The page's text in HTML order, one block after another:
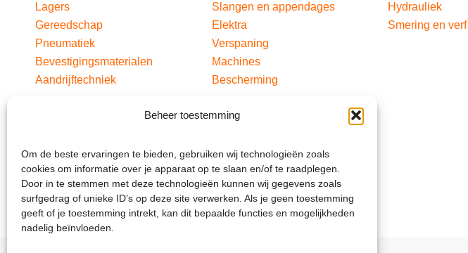
Beheer toestemming
Om de beste ervaringen te bieden, gebruiken wij technologieën zoals
cookies om informatie over je apparaat op te slaan en/of te raadplegen.
Door in te stemmen met deze technologieën kunnen wij gegevens zoals
surfgedrag of unieke ID’s op deze site verwerken. Als je geen toestemming
geeft of je toestemming intrekt, kan dit bepaalde functies en mogelijkheden
nadelig beïnvloeden.
Lagers
Gereedschap
Pneumatiek
Bevestigingsmaterialen
Aandrijftechniek
Slangen en appendages
Elektra
Verspaning
Machines
Bescherming
Hydrauliek
Smering en verf